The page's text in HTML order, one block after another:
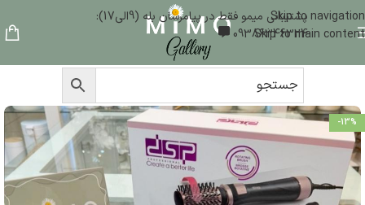
Skip to navigation
Skip to main content
پشتیبانی میمو فقط در پیامرسان بله (9الی17):
09386346324
-13%